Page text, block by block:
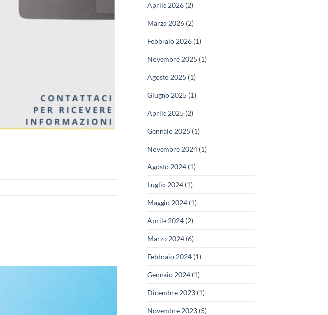
Aprile 2026(2)
Marzo 2026(2)
Febbraio 2026(1)
Novembre 2025 (1)
Agosto 2025 (1)
Giugno 2025 (1)
Aprile 2025 (2)
Gennaio 2025 (1)
Novembre 2024(1)
Agosto 2024(1)
Luglio 2024(1)
Maggio 2024(1)
Aprile 2024(2)
Marzo 2024(6)
Febbraio 2024(1)
Gennaio 2024(1)
Dicembre 2023(1)
Novembre 2023(5)